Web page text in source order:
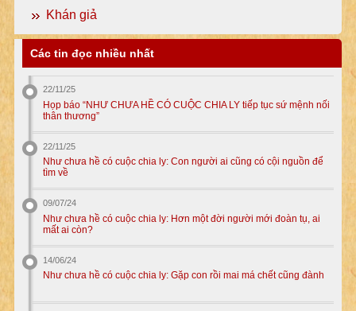
Khán giả
Các tin đọc nhiều nhất
22/11/25
Họp báo “NHƯ CHƯA HỀ CÓ CUỘC CHIA LY tiếp tục sứ mệnh nối
thân thương”
22/11/25
Như chưa hề có cuộc chia ly: Con người ai cũng có cội nguồn để
tìm về
09/07/24
Như chưa hề có cuộc chia ly: Hơn một đời người mới đoàn tụ, ai
mất ai còn?
14/06/24
Như chưa hề có cuộc chia ly: Gặp con rồi mai má chết cũng đành